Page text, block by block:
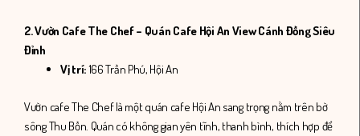
2. Vườn Cafe The Chef – Quán Cafe Hội An View Cánh Đồng Siêu
Đỉnh
Vị trí:166 Trần Phú, Hội An
Vườn cafe The Chef là một quán cafe Hội An sang trọng nằm trên bờ
sông Thu Bồn. Quán có không gian yên tĩnh, thanh bình, thích hợp để